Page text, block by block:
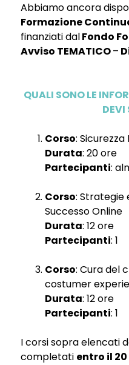
Abbiamo ancora
Formazione
finanziati dalFondo
Avviso TEMATICO–
QUALI SONO LE
DEVI
Corso:
Durata: 20 ore
Partecipanti:
Corso: Strategie
Successo Online
Durata: 12 ore
Partecipanti: 1
Corso: Cura del
costumer
Durata: 12 ore
Partecipanti: 1
I corsi sopra elencati
completati entro il